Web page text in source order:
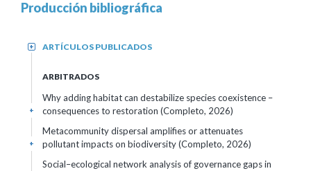
Producción bibliográfica
ARTÍCULOS PUBLICADOS
+
ARBITRADOS
Why adding habitat can destabilize species coexistence –
consequences to restoration (Completo, 2026)
+
Metacommunity dispersal amplifies or attenuates
pollutant impacts on biodiversity (Completo, 2026)
+
Social–ecological network analysis of governance gaps in